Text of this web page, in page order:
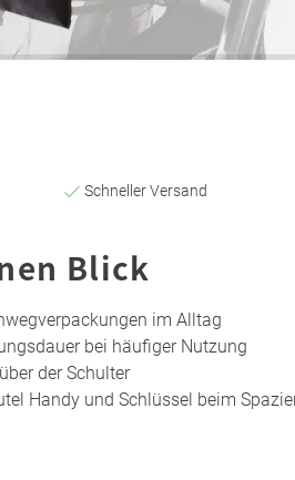
Schneller Versand
Blick
im Alltag
bei häufiger Nutzung
der Schulter
Handy und Schlüssel beim